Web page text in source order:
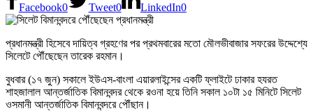
Facebook0 Tweet0 LinkedIn0
প্রধানমন্ত্রী হিসেবে দায়িত্ব গ্রহণের পর প্রথমবারের মতো মৌলভীবাজার সফরের উদ্দেশ্যে
সিলেটে পৌঁছেছেন তারেক রহমান।
বুধবার (১৭ জুন) সকালে ইউএস-বাংলা এয়ারলাইন্সের একটি ফ্লাইটে ঢাকার হযরত
শাহজালাল আন্তর্জাতিক বিমানবন্দর থেকে রওনা হয়ে তিনি সকাল ১০টা ১৫ মিনিটে সিলেট
ওসমানী আন্তর্জাতিক বিমানবন্দরে পৌঁছান।